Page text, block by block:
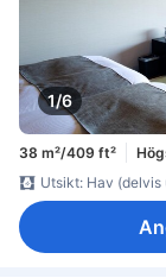
1/6
38 m²/409 ft²
Utsikt: Hav (delvis